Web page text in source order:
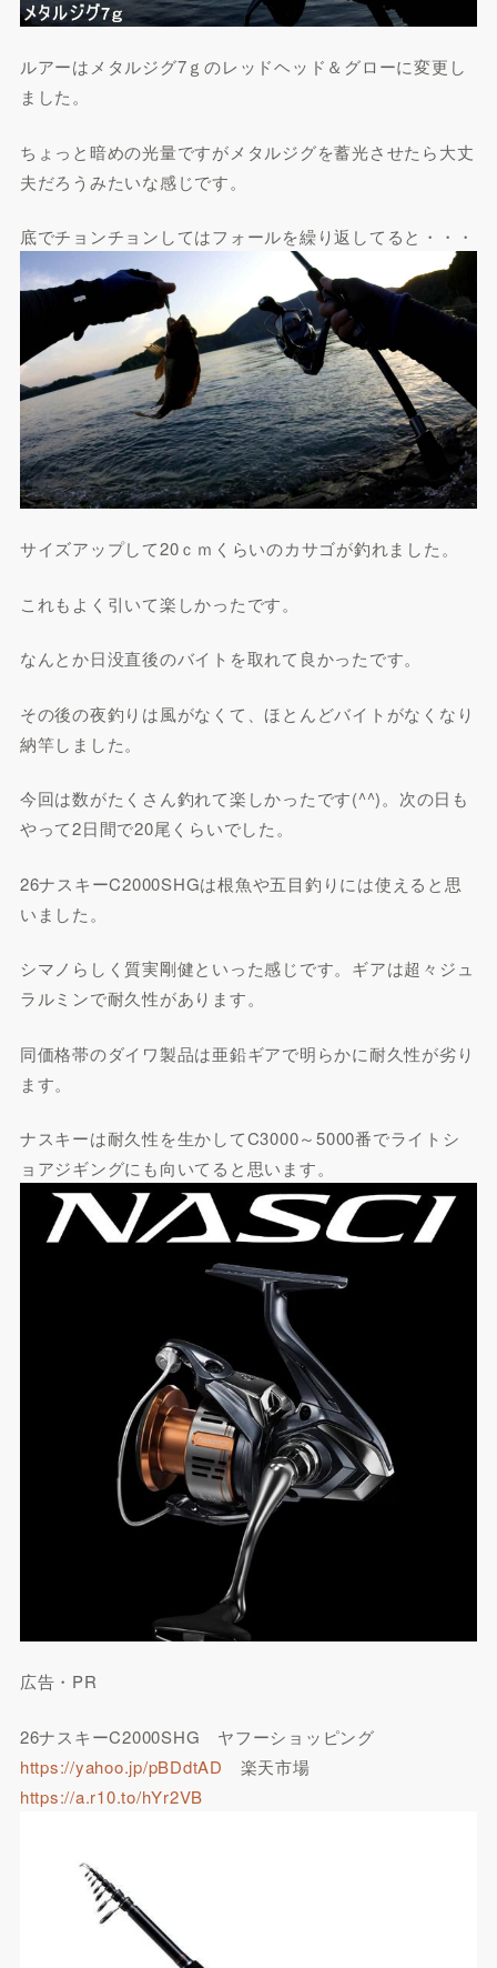
ルアーはメタルジグ7ｇのレッドヘッド＆グローに変更し
ました。
ちょっと暗めの光量ですがメタルジグを蓄光させたら大丈
夫だろうみたいな感じです。
底でチョンチョンしてはフォールを繰り返してると・・・
サイズアップして20ｃｍくらいのカサゴが釣れました。
これもよく引いて楽しかったです。
なんとか日没直後のバイトを取れて良かったです。
その後の夜釣りは風がなくて、ほとんどバイトがなくなり
納竿しました。
今回は数がたくさん釣れて楽しかったです(^^)。次の日も
やって2日間で20尾くらいでした。
26ナスキーC2000SHGは根魚や五目釣りには使えると思
いました。
シマノらしく質実剛健といった感じです。ギアは超々ジュ
ラルミンで耐久性があります。
同価格帯のダイワ製品は亜鉛ギアで明らかに耐久性が劣り
ます。
ナスキーは耐久性を生かしてC3000～5000番でライトシ
ョアジギングにも向いてると思います。
広告・PR
26ナスキーC2000SHG ヤフーショッピング
https://yahoo.jp/pBDdtAD 楽天市場
https://a.r10.to/hYr2VB